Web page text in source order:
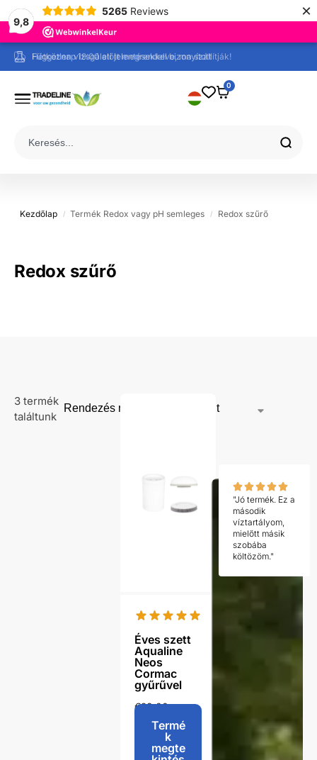
9,8
5265 Reviews ×
Független vizsgálati jelentésekkel bizonyított
Hétköznap 19:00 előtt megrendelve, ma szállítják!
0
Kezdőlap / Termék Redox vagy pH semleges / Redox szűrő
Redox szűrő
3 termék
találtunk
Éves szett
Aqualine
Neos
Cormac
gyűrűvel
€92,00 -
96,00
Termé
k
megte
"Jó termék. Ez a
második
víztartályom,
mielőtt másik
szobába
költözöm."